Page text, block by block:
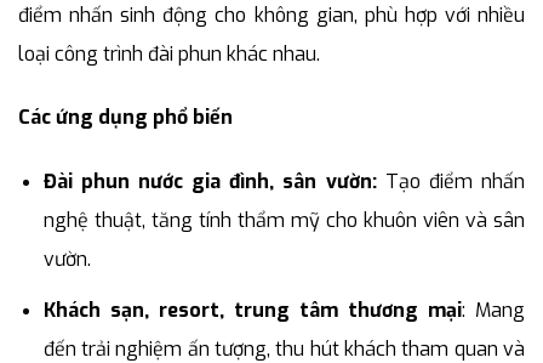
điểm nhấn sinh động cho không gian, phù hợp với nhiều
loại công trình đài phun khác nhau.
Các ứng dụng phổ biến
Đài phun nước gia đình, sân vườn:Tạo điểm nhấn
nghệ thuật, tăng tính thẩm mỹ cho khuôn viên và sân
vườn.
Khách sạn, resort, trung tâm thương mại: Mang
đến trải nghiệm ấn tượng, thu hút khách tham quan và